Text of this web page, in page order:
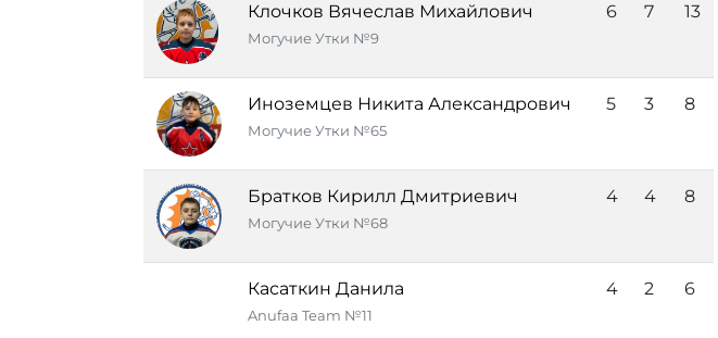
Клочков Вячеслав Михайлович
Могучие Утки №9
6 7 13
Иноземцев Никита Александрович
Могучие Утки №65
5 3 8
Братков Кирилл Дмитриевич
Могучие Утки №68
4 4 8
Касаткин Данила
Anufaa Team №11
4 2 6